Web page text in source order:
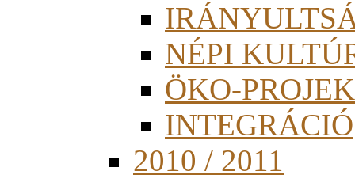
NÉPI
ÖKO-
INTEGRÁCIÓ
2010 / 2011